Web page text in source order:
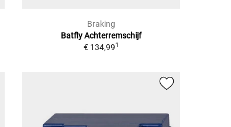
Braking
Batfly Achterremschijf
€ 134,991